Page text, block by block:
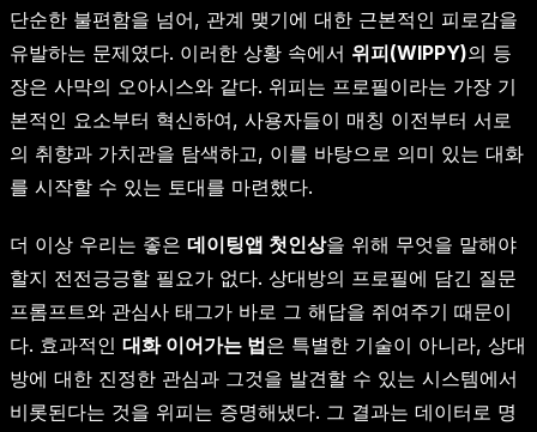
단순한 불편함을 넘어, 관계 맺기에 대한 근본적인 피로감을
유발하는 문제였다. 이러한 상황 속에서 위피(WIPPY)의 등
장은 사막의 오아시스와 같다. 위피는 프로필이라는 가장 기
본적인 요소부터 혁신하여, 사용자들이 매칭 이전부터 서로
의 취향과 가치관을 탐색하고, 이를 바탕으로 의미 있는 대화
를 시작할 수 있는 토대를 마련했다.
더 이상 우리는 좋은 데이팅앱 첫인상을 위해 무엇을 말해야
할지 전전긍긍할 필요가 없다. 상대방의 프로필에 담긴 질문
프롬프트와 관심사 태그가 바로 그 해답을 쥐여주기 때문이
다. 효과적인 대화 이어가는 법은 특별한 기술이 아니라, 상대
방에 대한 진정한 관심과 그것을 발견할 수 있는 시스템에서
비롯된다는 것을 위피는 증명해냈다. 그 결과는 데이터로 명